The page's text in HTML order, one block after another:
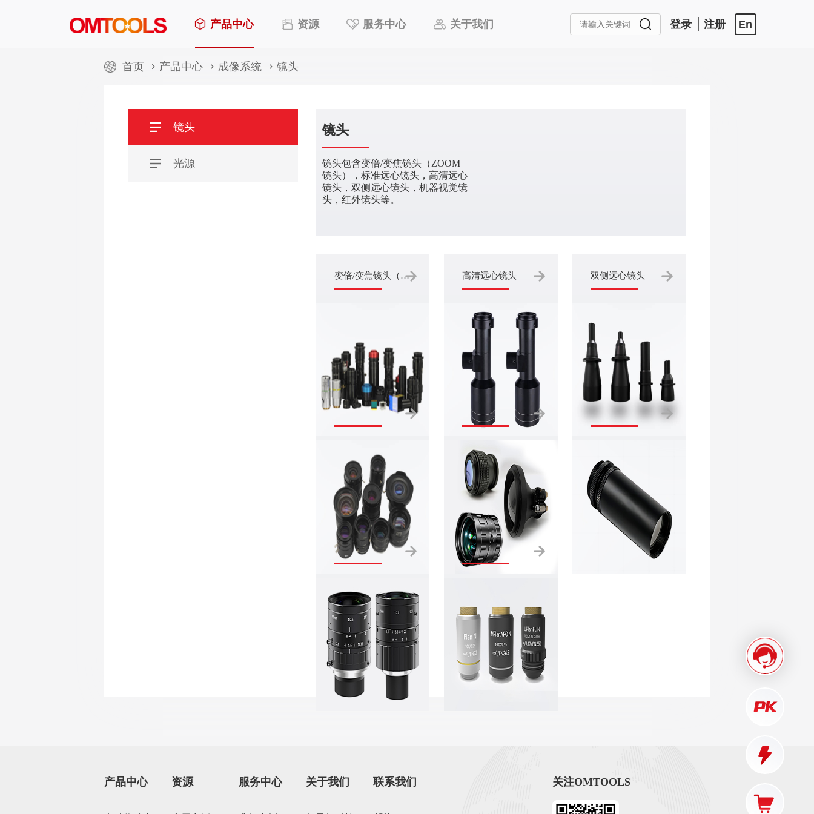
产品中心 资源 服务中心 关于我们 登录 注册 En
首页 产品中心 成像系统 镜头
镜头
光源
镜头
镜头包含变倍/变焦镜头（ZOOM
镜头），标准远心镜头，高清远心
镜头，双侧远心镜头，机器视觉镜
头，红外镜头等。
变倍/变焦镜头（ZOOM镜头） 高清远心镜头 双侧远心镜头
机器视觉镜头 红外镜头
线扫镜头 显微物镜
产品中心 资源 服务中心 关于我们 联系我们 关注OMTOOLS